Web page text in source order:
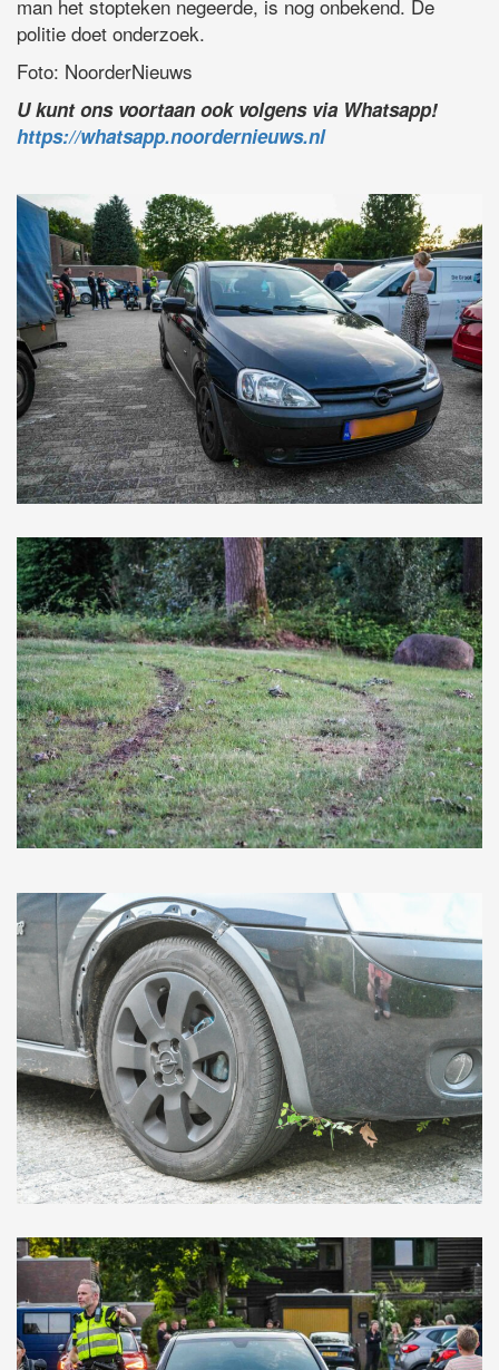
man het stopteken negeerde, is nog onbekend. De
politie doet onderzoek.
Foto: NoorderNieuws
U kunt ons voortaan ook volgens via Whatsapp!
https://whatsapp.noordernieuws.nl